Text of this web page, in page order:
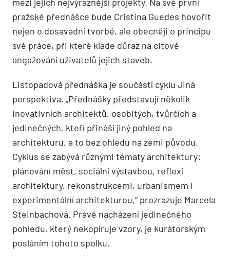
pražské přednášce bude Cristina Guedes hovořit
nejen o dosavadní tvorbě, ale obecněji o principu
své práce, při které klade důraz na citové
angažování uživatelů jejich staveb.
Listopadová přednáška je součástí cyklu Jiná
perspektiva. „Přednášky představují několik
inovativních architektů, osobitých, tvůrčích a
jedinečných, kteří přináší jiný pohled na
architekturu, a to bez ohledu na zemi původu.
Cyklus se zabývá různými tématy architektury:
plánování měst, sociální výstavbou, reflexí
architektury, rekonstrukcemi, urbanismem i
experimentální architekturou,“ prozrazuje Marcela
Steinbachová. Právě nacházení jedinečného
pohledu, který nekopíruje vzory, je kurátorským
posláním tohoto spolku.